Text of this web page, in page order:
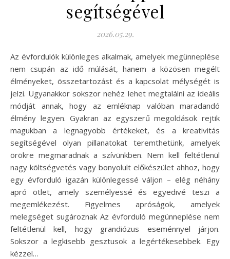
segítségével
2026.05.29.
Az évfordulók különleges alkalmak, amelyek megünneplése
nem csupán az idő múlását, hanem a közösen megélt
élményeket, összetartozást és a kapcsolat mélységét is
jelzi. Ugyanakkor sokszor nehéz lehet megtalálni az ideális
módját annak, hogy az emléknap valóban maradandó
élmény legyen. Gyakran az egyszerű megoldások rejtik
magukban a legnagyobb értékeket, és a kreativitás
segítségével olyan pillanatokat teremthetünk, amelyek
örökre megmaradnak a szívünkben. Nem kell feltétlenül
nagy költségvetés vagy bonyolult előkészület ahhoz, hogy
egy évforduló igazán különlegessé váljon – elég néhány
apró ötlet, amely személyessé és egyedivé teszi a
megemlékezést. Figyelmes apróságok, amelyek
melegséget sugároznak Az évforduló megünneplése nem
feltétlenül kell, hogy grandiózus eseménnyel járjon.
Sokszor a legkisebb gesztusok a legértékesebbek. Egy
kézzel…